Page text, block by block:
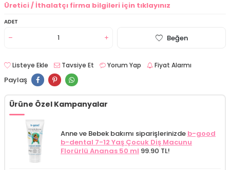
Üretici / İthalatçı firma bilgileri için tıklayınız
ADET
Beğen
Listeye Ekle Tavsiye Et Yorum Yap Fiyat Alarmı
Paylaş
Ürüne Özel Kampanyalar
Anne ve Bebek bakımı siparişlerinizde b-good
b-dental 7-12 Yaş Çocuk Diş Macunu
Florürlü Ananas 50 ml 99.90 TL!